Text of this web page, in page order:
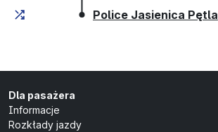
Police Jasienica Pętla
Dla pasażera
Informacje
Rozkłady jazdy